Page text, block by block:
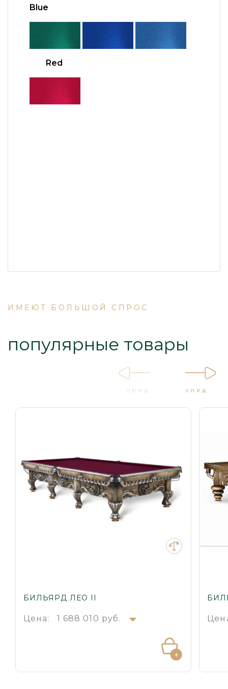
Blue
Red
ИМЕЮТ БОЛЬШОЙ СПРОС
популярные товары
БИЛЬЯРД ЛЕО II
Цена: 1 688 010 руб.
пред след